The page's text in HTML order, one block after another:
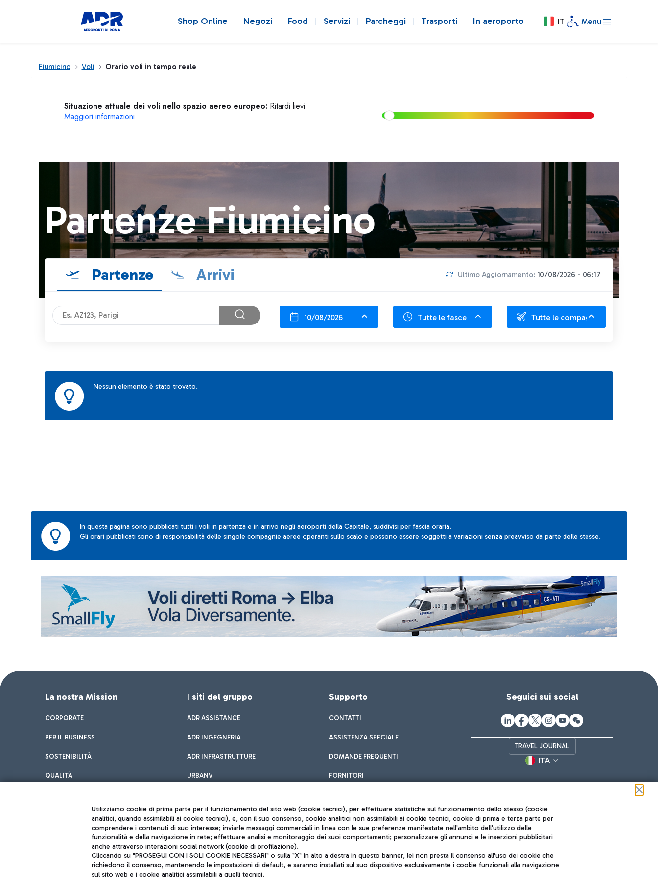
Shop Online Negozi Food Servizi Parcheggi Trasporti In aeroporto IT Menu
Fiumicino Voli Orario voli in tempo reale
Situazione attuale dei voli nello spazio aereo europeo: Ritardi lievi
Maggiori informazioni
Partenze Fiumicino
Partenze Arrivi Ultimo Aggiornamento: 10/08/2026 - 06:17
10/08/2026 Tutte le fasce Tutte le compagnie
Nessun elemento è stato trovato.
In questa pagina sono pubblicati tutti i voli in partenza e in arrivo negli aeroporti della Capitale, suddivisi per fascia oraria.
Gli orari pubblicati sono di responsabilità delle singole compagnie aeree operanti sullo scalo e possono essere soggetti a variazioni senza preavviso da parte delle stesse.
La nostra Mission
CORPORATE
PER IL BUSINESS
SOSTENIBILITÀ
QUALITÀ
I siti del gruppo
ADR ASSISTANCE
ADR INGEGNERIA
ADR INFRASTRUTTURE
URBANV
Supporto
CONTATTI
ASSISTENZA SPECIALE
DOMANDE FREQUENTI
FORNITORI
Seguici sui social
TRAVEL JOURNAL
ITA
Note legali
Mappa sito
Roma FCO
L'aeroporto stellato
Utilizziamo cookie di prima parte per il funzionamento del sito web (cookie tecnici), per effettuare statistiche sul funzionamento dello stesso (cookie
analitici, quando assimilabili ai cookie tecnici), e, con il suo consenso, cookie analitici non assimilabili ai cookie tecnici, cookie di prima e terza parte per
comprendere i contenuti di suo interesse; inviarle messaggi commerciali in linea con le sue preferenze manifestate nell'ambito dell'utilizzo delle
funzionalità e della navigazione in rete; effettuare analisi e monitoraggio dei suoi comportamenti; personalizzare gli annunci e le inserzioni pubblicitari
anche attraverso interazioni social network (cookie di profilazione).
Cliccando su "PROSEGUI CON I SOLI COOKIE NECESSARI" o sulla "X" in alto a destra in questo banner, lei non presta il consenso all'uso dei cookie che
richiedono il consenso, mantenendo le impostazioni di default, e saranno installati sul suo dispositivo esclusivamente i cookie funzionali alla navigazione
sul sito web e i cookie analitici assimilabili a quelli tecnici.